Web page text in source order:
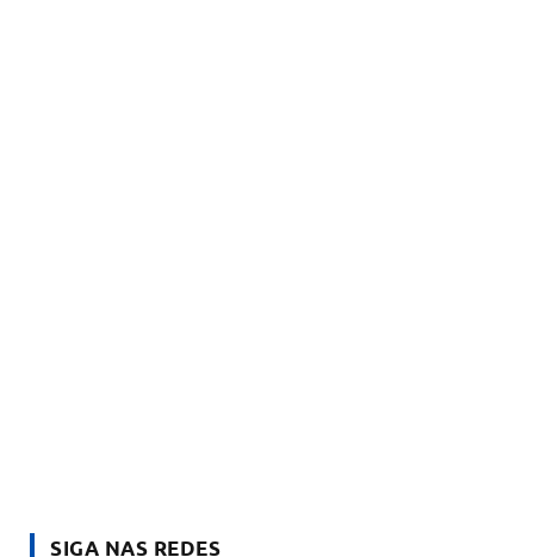
SIGA NAS REDES